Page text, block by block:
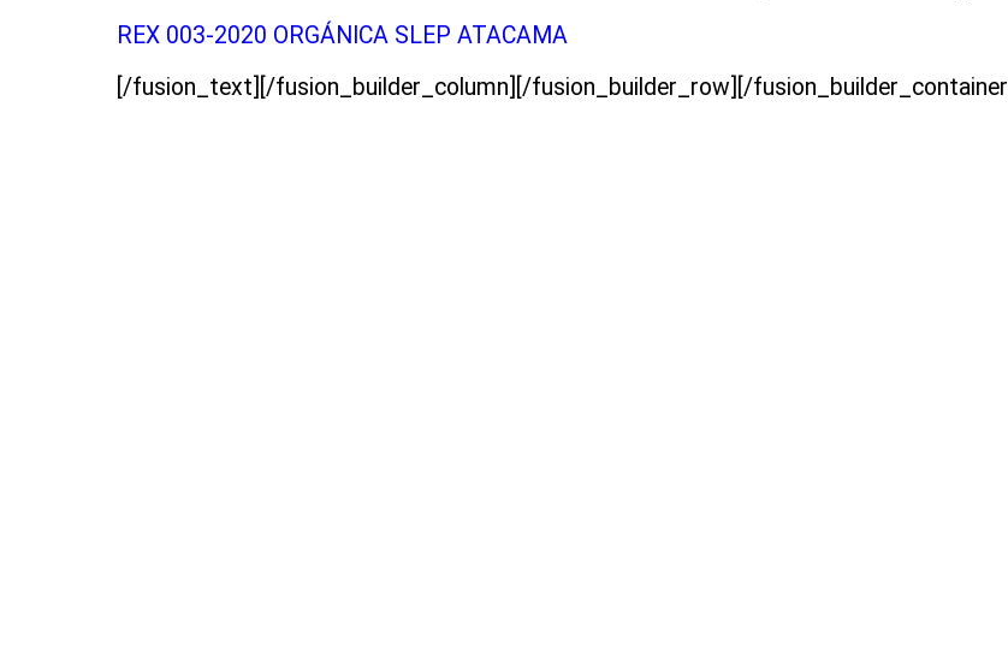
REX 003-2020 ORGÁNICA SLEP ATACAMA
[/fusion_text][/fusion_builder_column][/fusion_builder_row][/fusion_builder_container]